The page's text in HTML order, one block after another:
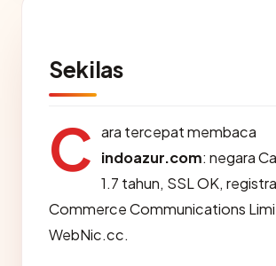
Sekilas
C ara tercepat membaca
indoazur.com: negara
1.7 tahun, SSL OK,
Commerce Communications
WebNic.cc.